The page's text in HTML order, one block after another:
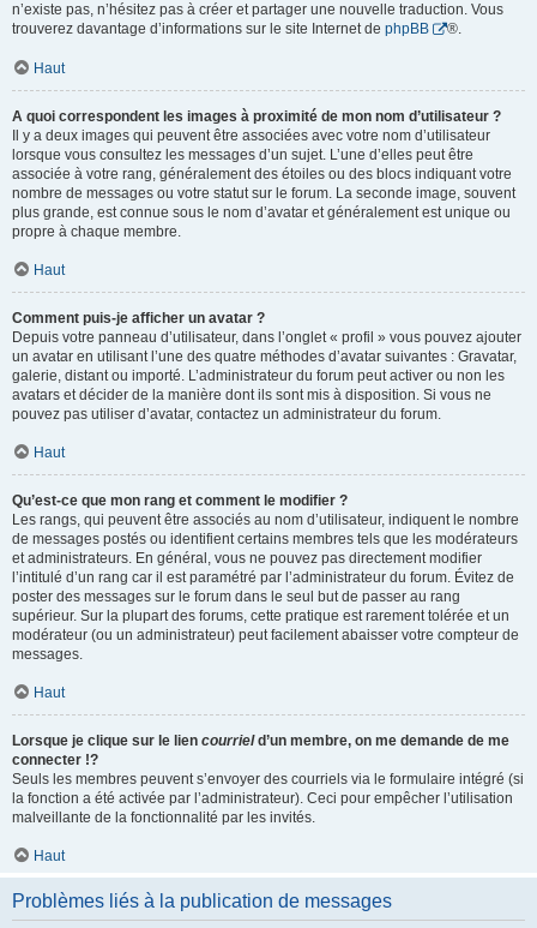
n’existe pas, n’hésitez pas à créer et partager une nouvelle traduction. Vous
trouverez davantage d’informations sur le site Internet de phpBB ®.
Haut
A quoi correspondent les images à proximité de mon nom d’utilisateur ?
Il y a deux images qui peuvent être associées avec votre nom d’utilisateur
lorsque vous consultez les messages d’un sujet. L’une d’elles peut être
associée à votre rang, généralement des étoiles ou des blocs indiquant votre
nombre de messages ou votre statut sur le forum. La seconde image, souvent
plus grande, est connue sous le nom d’avatar et généralement est unique ou
propre à chaque membre.
Haut
Comment puis-je afficher un avatar ?
Depuis votre panneau d’utilisateur, dans l’onglet « profil » vous pouvez ajouter
un avatar en utilisant l’une des quatre méthodes d’avatar suivantes : Gravatar,
galerie, distant ou importé. L’administrateur du forum peut activer ou non les
avatars et décider de la manière dont ils sont mis à disposition. Si vous ne
pouvez pas utiliser d’avatar, contactez un administrateur du forum.
Haut
Qu’est-ce que mon rang et comment le modifier ?
Les rangs, qui peuvent être associés au nom d’utilisateur, indiquent le nombre
de messages postés ou identifient certains membres tels que les modérateurs
et administrateurs. En général, vous ne pouvez pas directement modifier
l’intitulé d’un rang car il est paramétré par l’administrateur du forum. Évitez de
poster des messages sur le forum dans le seul but de passer au rang
supérieur. Sur la plupart des forums, cette pratique est rarement tolérée et un
modérateur (ou un administrateur) peut facilement abaisser votre compteur de
messages.
Haut
Lorsque je clique sur le lien courrield’un membre, on me demande de me
connecter !?
Seuls les membres peuvent s’envoyer des courriels via le formulaire intégré (si
la fonction a été activée par l’administrateur). Ceci pour empêcher l’utilisation
malveillante de la fonctionnalité par les invités.
Haut
Problèmes liés à la publication de messages